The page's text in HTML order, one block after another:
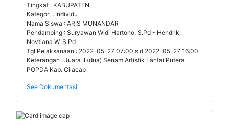
Tingkat : KABUPATEN
Kategori : Individu
Nama Siswa : ARIS MUNANDAR
Pendamping : Suryawan Widi Hartono, S.Pd - Hendrik
Novtiana W, S.Pd
Tgl Pelaksanaan : 2022-05-27 07:00 s.d 2022-05-27 16:00
Keterangan : Juara II (dua) Senam Artistik Lantai Putera
POPDA Kab. Cilacap
See Dokumentasi